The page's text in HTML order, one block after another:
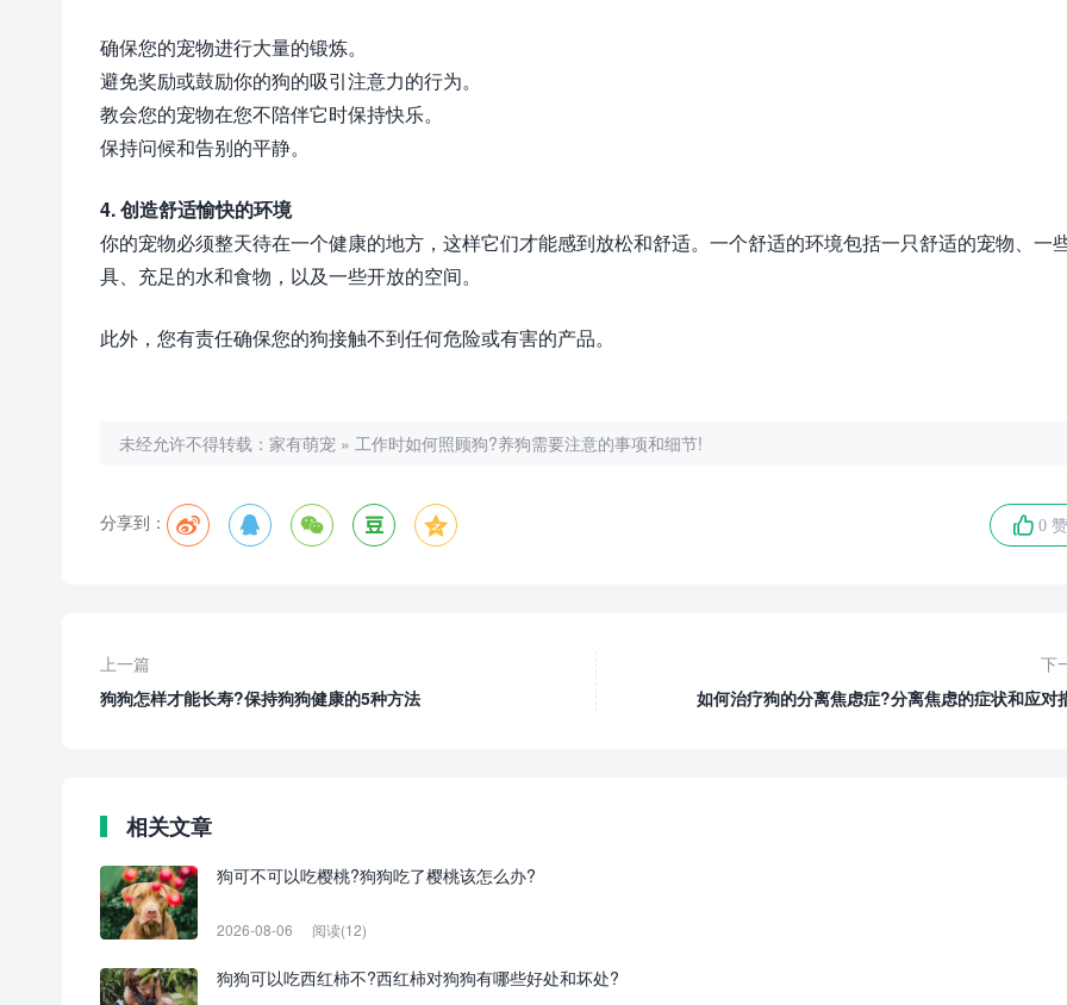
确保您的宠物进行大量的锻炼。
避免奖励或鼓励你的狗的吸引注意力的行为。
教会您的宠物在您不陪伴它时保持快乐。
保持问候和告别的平静。
4. 创造舒适愉快的环境
你的宠物必须整天待在一个健康的地方，这样它们才能感到放松和舒适。一个舒适的环境包括一只舒适的宠物、一
具、充足的水和食物，以及一些开放的空间。
此外，您有责任确保您的狗接触不到任何危险或有害的产品。
未经允许不得转载： 家有萌宠 » 工作时如何照顾狗?养狗需要注意的事项和细节!
分享到： 0 赞
上一篇
狗狗怎样才能长寿?保持狗狗健康的5种方法
下
如何治疗狗的分离焦虑症?分离焦虑的症状和应对
相关文章
狗可不可以吃樱桃?狗狗吃了樱桃该怎么办?
2026-08-06 阅读(12)
狗狗可以吃西红柿不?西红柿对狗狗有哪些好处和坏处?